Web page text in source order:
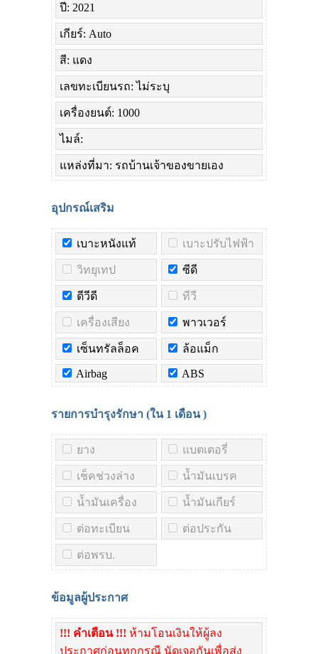
ปี: 2021
เกียร์: Auto
สี: แดง
เลขทะเบียนรถ: ไม่ระบุ
เครื่องยนต์: 1000
ไมล์:
แหล่งที่มา: รถบ้านเจ้าของขายเอง
อุปกรณ์เสริม
เบาะหนังแท้ เบาะปรับไฟฟ้า
วิทยุเทป ซีดี
ดีวีดี ทีวี
เครื่องเสียง พาวเวอร์
เซ็นทรัลล็อค ล้อแม็ก
Airbag ABS
รายการบำรุงรักษา (ใน 1 เดือน)
ยาง แบตเตอรี่
เช็คช่วงล่าง น้ำมันเบรค
น้ำมันเครื่อง น้ำมันเกียร์
ต่อทะเบียน ต่อประกัน
ต่อพรบ.
ข้อมูลผู้ประกาศ
!!! คำเตือน !!! ห้ามโอนเงินให้ผู้ลง
ประกาศก่อนทุกกรณี นัดเจอกันเพื่อส่ง